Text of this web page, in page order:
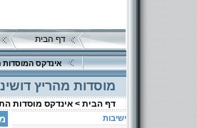
דף הבית
אינדקס
מוסדות מהריץ
דף הבית > אינדקס מוסדות
ישיבות